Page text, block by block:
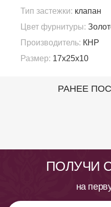
Тип застежки: клапан
Цвет фурнитуры:
Производитель: КНР
Размер: 17х25х10
РАНЕЕ
ПОЛУЧИ
на